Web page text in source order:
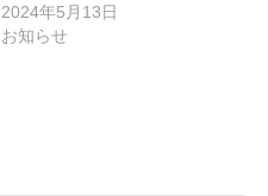
2024年5月13日
お知らせ